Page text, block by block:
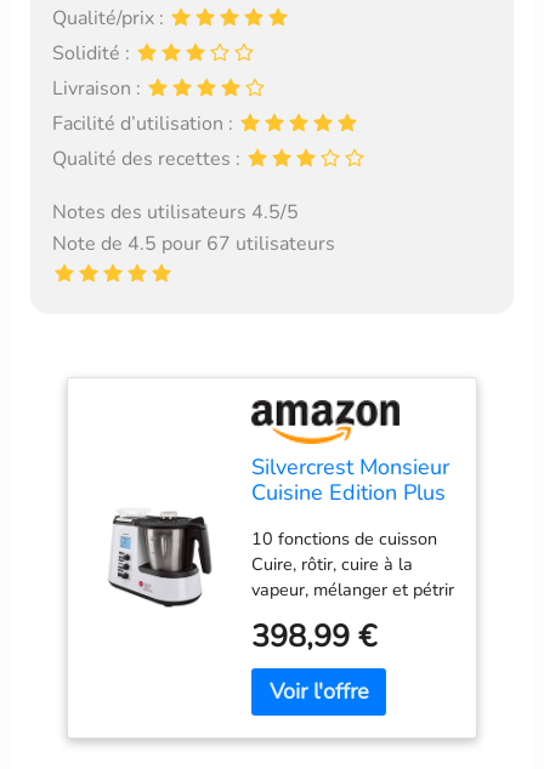
Qualité/prix :
Solidité :
Livraison :
Facilité d’utilisation :
Qualité des recettes :
Notes des utilisateurs 4.5/5
Note de 4.5 pour 67 utilisateurs
Silvercrest Monsieur
Cuisine Edition Plus
Accessoire Lavable
Noir,argent
10 fonctions de cuisson
Cuire, rôtir, cuire à la
vapeur, mélanger et pétrir
réduire en purée,
émulsionner, tourner à
droite/gauche, peser
398,99 €